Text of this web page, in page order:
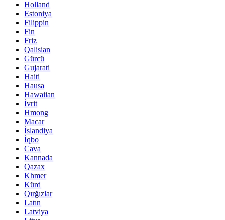
Holland
Estoniya
Filippin
Fin
Friz
Qalisian
Gürcü
Gujarati
Haiti
Hausa
Hawaiian
İvrit
Hmong
Macar
İslandiya
İqbo
Cava
Kannada
Qazax
Khmer
Kürd
Qırğızlar
Latın
Latviya